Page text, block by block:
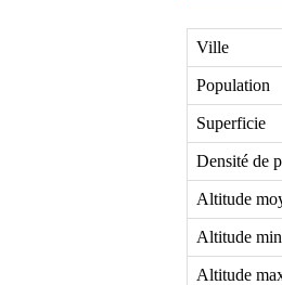
Ville
Population
Superficie
Densité de
Altitude
Altitude
Altitude